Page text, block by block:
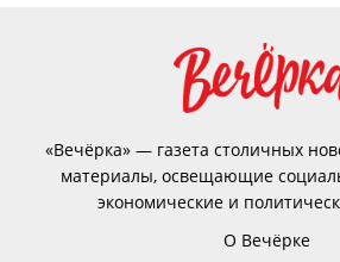
«Вечёрка» — газета столичных
материалы, освещающие
экономические и
О Вечёрке